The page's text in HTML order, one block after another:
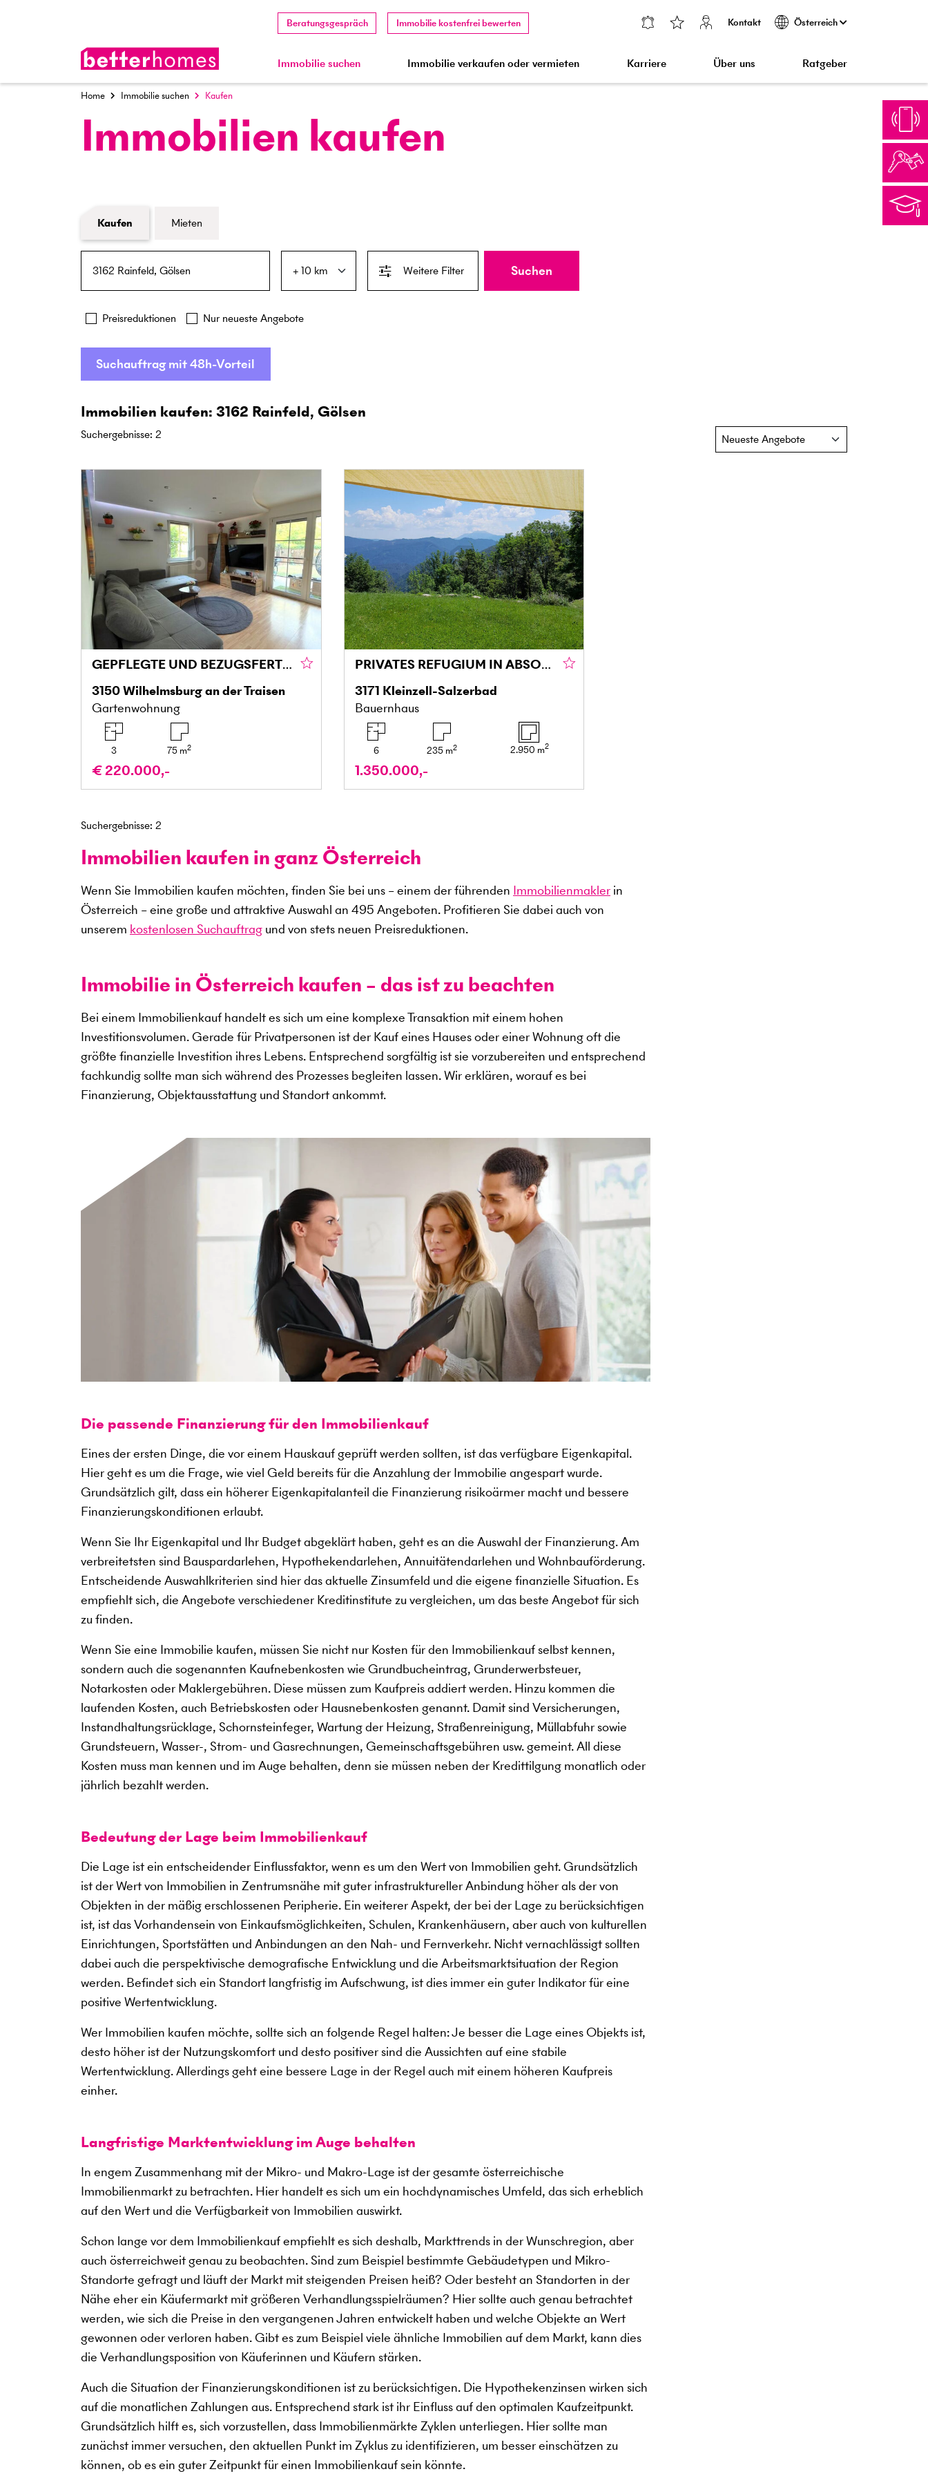
Beratungsgespräch Immobilie kostenfrei bewerten Kontakt Österreich
Immobilie suchen Immobilie verkaufen oder vermieten Karriere Über uns Ratgeber
Home Immobilie suchen Kaufen
Immobilien kaufen
Formular Immobiliensuche
Kaufen
Mieten
Weitere Filter
Preisreduktionen Nur neueste Angebote
Suchen
Suchauftrag mit 48h-Vorteil
Immobilien kaufen: 3162 Rainfeld, Gölsen
Suchergebnisse: 2
GEPFLEGTE UND BEZUGSFERTIGE GARTENWOHNUNG IN RUHIGER LAGE
3150Wilhelmsburg an der Traisen
Gartenwohnung
3 75 m2
€ 220.000,-
PRIVATES REFUGIUM IN ABSOLUTER ALLEINLAGE – EXKLUSIVES HOFANWESEN MIT UNVERBAUBAREM PANORAMABLICK
3171 Kleinzell-Salzerbad
Bauernhaus
6 235 m2 2.950 m2
1.350.000,-
Suchergebnisse: 2
Immobilien kaufen in ganz Österreich
Wenn Sie Immobilien kaufen möchten, finden Sie bei uns – einem der führenden Immobilienmakler in
Österreich – eine große und attraktive Auswahl an 495 Angeboten. Profitieren Sie dabei auch von
unserem kostenlosen Suchauftrag und von stets neuen Preisreduktionen.
Immobilie in Österreich kaufen – das ist zu beachten
Bei einem Immobilienkauf handelt es sich um eine komplexe Transaktion mit einem hohen
Investitionsvolumen. Gerade für Privatpersonen ist der Kauf eines Hauses oder einer Wohnung oft die
größte finanzielle Investition ihres Lebens. Entsprechend sorgfältig ist sie vorzubereiten und entsprechend
fachkundig sollte man sich während des Prozesses begleiten lassen. Wir erklären, worauf es bei
Finanzierung, Objektausstattung und Standort ankommt.
Die passende Finanzierung für den Immobilienkauf
Eines der ersten Dinge, die vor einem Hauskauf geprüft werden sollten, ist das verfügbare Eigenkapital.
Hier geht es um die Frage, wie viel Geld bereits für die Anzahlung der Immobilie angespart wurde.
Grundsätzlich gilt, dass ein höherer Eigenkapitalanteil die Finanzierung risikoärmer macht und bessere
Finanzierungskonditionen erlaubt.
Wenn Sie Ihr Eigenkapital und Ihr Budget abgeklärt haben, geht es an die Auswahl der Finanzierung. Am
verbreitetsten sind Bauspardarlehen, Hypothekendarlehen, Annuitätendarlehen und Wohnbauförderung.
Entscheidende Auswahlkriterien sind hier das aktuelle Zinsumfeld und die eigene finanzielle Situation. Es
empfiehlt sich, die Angebote verschiedener Kreditinstitute zu vergleichen, um das beste Angebot für sich
zu finden.
Wenn Sie eine Immobilie kaufen, müssen Sie nicht nur Kosten für den Immobilienkauf selbst kennen,
sondern auch die sogenannten Kaufnebenkosten wie Grundbucheintrag, Grunderwerbsteuer,
Notarkosten oder Maklergebühren. Diese müssen zum Kaufpreis addiert werden. Hinzu kommen die
laufenden Kosten, auch Betriebskosten oder Hausnebenkosten genannt. Damit sind Versicherungen,
Instandhaltungsrücklage, Schornsteinfeger, Wartung der Heizung, Straßenreinigung, Müllabfuhr sowie
Grundsteuern, Wasser-, Strom- und Gasrechnungen, Gemeinschaftsgebühren usw. gemeint. All diese
Kosten muss man kennen und im Auge behalten, denn sie müssen neben der Kredittilgung monatlich oder
jährlich bezahlt werden.
Bedeutung der Lage beim Immobilienkauf
Die Lage ist ein entscheidender Einflussfaktor, wenn es um den Wert von Immobilien geht. Grundsätzlich
ist der Wert von Immobilien in Zentrumsnähe mit guter infrastruktureller Anbindung höher als der von
Objekten in der mäßig erschlossenen Peripherie. Ein weiterer Aspekt, der bei der Lage zu berücksichtigen
ist, ist das Vorhandensein von Einkaufsmöglichkeiten, Schulen, Krankenhäusern, aber auch von kulturellen
Einrichtungen, Sportstätten und Anbindungen an den Nah- und Fernverkehr. Nicht vernachlässigt sollten
dabei auch die perspektivische demografische Entwicklung und die Arbeitsmarktsituation der Region
werden. Befindet sich ein Standort langfristig im Aufschwung, ist dies immer ein guter Indikator für eine
positive Wertentwicklung.
Wer Immobilien kaufen möchte, sollte sich an folgende Regel halten: Je besser die Lage eines Objekts ist,
desto höher ist der Nutzungskomfort und desto positiver sind die Aussichten auf eine stabile
Wertentwicklung. Allerdings geht eine bessere Lage in der Regel auch mit einem höheren Kaufpreis
einher.
Langfristige Marktentwicklung im Auge behalten
In engem Zusammenhang mit der Mikro- und Makro-Lage ist der gesamte österreichische
Immobilienmarkt zu betrachten. Hier handelt es sich um ein hochdynamisches Umfeld, das sich erheblich
auf den Wert und die Verfügbarkeit von Immobilien auswirkt.
Schon lange vor dem Immobilienkauf empfiehlt es sich deshalb, Markttrends in der Wunschregion, aber
auch österreichweit genau zu beobachten. Sind zum Beispiel bestimmte Gebäudetypen und Mikro-
Standorte gefragt und läuft der Markt mit steigenden Preisen heiß? Oder besteht an Standorten in der
Nähe eher ein Käufermarkt mit größeren Verhandlungsspielräumen? Hier sollte auch genau betrachtet
werden, wie sich die Preise in den vergangenen Jahren entwickelt haben und welche Objekte an Wert
gewonnen oder verloren haben. Gibt es zum Beispiel viele ähnliche Immobilien auf dem Markt, kann dies
die Verhandlungsposition von Käuferinnen und Käufern stärken.
Auch die Situation der Finanzierungskonditionen ist zu berücksichtigen. Die Hypothekenzinsen wirken sich
auf die monatlichen Zahlungen aus. Entsprechend stark ist ihr Einfluss auf den optimalen Kaufzeitpunkt.
Grundsätzlich hilft es, sich vorzustellen, dass Immobilienmärkte Zyklen unterliegen. Hier sollte man
zunächst immer versuchen, den aktuellen Punkt im Zyklus zu identifizieren, um besser einschätzen zu
können, ob es ein guter Zeitpunkt für einen Immobilienkauf sein könnte.